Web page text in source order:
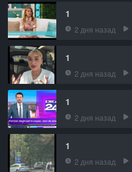
1
2 дня назад
1
2 дня назад
1
2 дня назад
1
2 дня назад